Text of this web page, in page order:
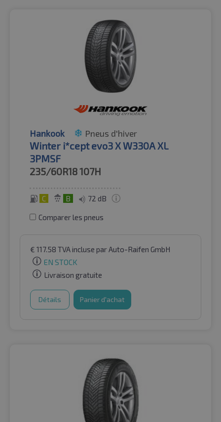
Hankook Pneus d'hiver
Winter i*cept evo3 X W330A XL
3PMSF
235/60R18107H
C B 72 dB
Comparer les pneus
€ 117.58 TVA incluse par Auto-Raifen GmbH
EN STOCK
Livraison gratuite
Détails Panier d'achat